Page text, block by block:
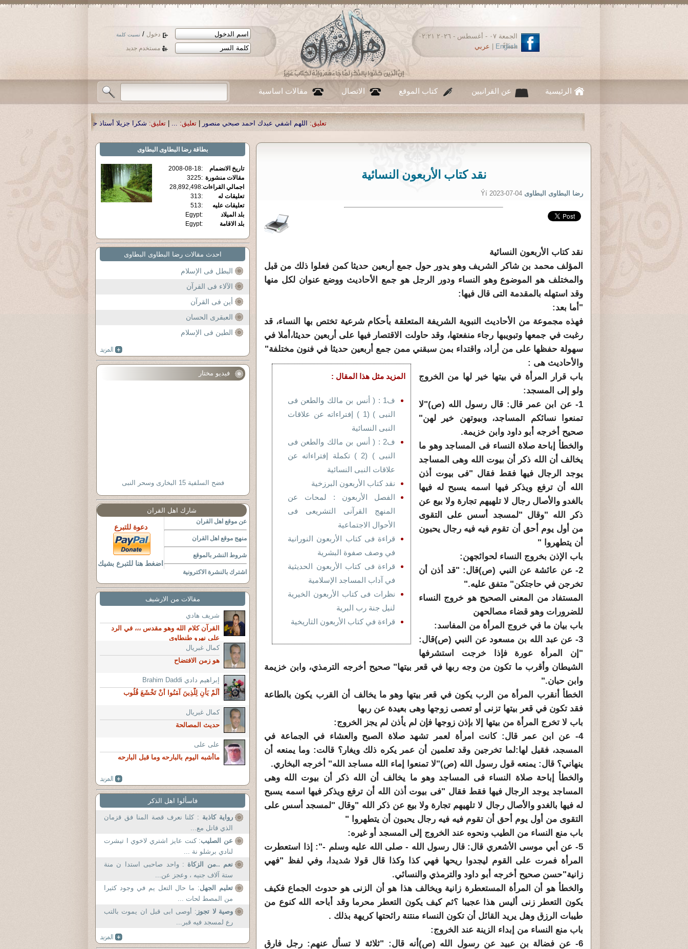
دخول / نسيت كلمة
مستخدم جديد
الجمعة ٠٧ - أغسطس - ٢٠٢٦ ٠٢:٢١
مساءً
English عربي
الرئيسية عن القرانيين كتاب الموقع الاتصال مقالات اساسية
اللهم اشفي عبدك احمد صبحي منصور|تعليق: ... تعليق: شكرا جزيلا أستاذ حمد الحمد .أكرمكم الله .|تعليق:
نقد كتاب الأربعون النسائية
رضا البطاوى البطاوى Ýí 2023-07-04
نقد كتاب الأربعون النسائية
المؤلف محمد بن شاكر الشريف وهو يدور حول جمع أربعين حديثا كمن فعلوا ذلك من قبل
والمختلف هو الموضوع وهو النساء ودور الرجل هو جمع الأحاديث ووضع عنوان لكل منها
وقد استهله بالمقدمة التى قال فيها:
"أما بعد:
فهذه مجموعة من الأحاديث النبوية الشريفة المتعلقة بأحكام شرعية تختص بها النساء، قد
رغبت في جمعها وتبويبها رجاء منفعتها، وقد حاولت الاقتصار فيها على أربعين حديثا،أملا في
سهولة حفظها على من أراد، واقتداء بمن سبقني ممن جمع أربعين حديثا في فنون مختلفة"
المزيد مثل هذا المقال :
ف1 : ( أنس بن مالك والطعن فى
النبى ) (1 ) إفتراءاته عن علاقات
النبى النسائية
ف2 : ( أنس بن مالك والطعن فى
النبى ) (2 ) تكملة إفتراءاته عن
علاقات النبى النسائية
نقد كتاب الأربعون البرزخية
الفصل الأربعون : لمحات عن
المنهج القرآنى التشريعى فى
الأحوال الاجتماعية
قراءة فى كتاب الأربعون النورانية
في وصف صفوة البشرية
قراءة فى كتاب الأربعون الحديثية
في آداب المساجد الإسلامية
نظرات فى كتاب الأربعون الخيرية
لنيل جنة رب البرية
قراءة في كتاب الأربعون التاريخية
والأحاديث هى :
باب قرار المرأة في بيتها خير لها من الخروج
ولو إلى المسجد:
1- عن ابن عمر قال: قال رسول الله (ص)"لا
تمنعوا نسائكم المساجد، وبيوتهن خير لهن"
صحيح أخرجه أبو داود وابن خزيمة.
والخطأ إباحة صلاة النساء فى المساجد وهو ما
يخالف أن الله ذكر أن بيوت الله وهى المساجد
يوجد الرجال فيها فقط فقال "فى بيوت أذن
الله أن ترفع ويذكر فيها اسمه يسبح له فيها
بالغدو والأصال رجال لا تلهيهم تجارة ولا بيع عن
ذكر الله "وقال "لمسجد أسس على التقوى
من أول يوم أحق أن تقوم فيه فيه رجال يحبون
أن يتطهروا "
باب الإذن بخروج النساء لحوائجهن:
2- عن عائشة عن النبي (ص)قال: "قد أذن أن
تخرجن في حاجتكن" متفق عليه."
المستفاد من المعنى الصحيح هو خروج النساء
للضرورات وهو قضاء مصالحهن
باب بيان ما في خروج المرأة من المفاسد:
3- عن عبد الله بن مسعود عن النبي (ص)قال:
"إن المرأة عورة فإذا خرجت استشرفها
الشيطان وأقرب ما تكون من وجه ربها في قعر بيتها" صحيح أخرجه الترمذي، وابن خزيمة
وابن حبان."
الخطأ أنقرب المرأة من الرب يكون في قعر بيتها وهو ما يخالف أن القرب يكون بالطاعة
فقد تكون في قعر بيتها تزنى أو تعصى زوجها وهى بعيدة عن ربها
باب لا تخرج المرأة من بيتها إلا بإذن زوجها فإن لم يأذن لم يجز الخروج:
4- عن ابن عمر قال: كانت امرأة لعمر تشهد صلاة الصبح والعشاء في الجماعة في
المسجد، فقيل لها:لما تخرجين وقد تعلمين أن عمر يكره ذلك ويغار؟ قالت: وما يمنعه أن
ينهاني؟ قال: يمنعه قول رسول الله (ص)"لا تمنعوا إماء الله مساجد الله" أخرجه البخاري.
والخطأ إباحة صلاة النساء فى المساجد وهو ما يخالف أن الله ذكر أن بيوت الله وهى
المساجد يوجد الرجال فيها فقط فقال "فى بيوت أذن الله أن ترفع ويذكر فيها اسمه يسبح
له فيها بالغدو والأصال رجال لا تلهيهم تجارة ولا بيع عن ذكر الله "وقال "لمسجد أسس على
التقوى من أول يوم أحق أن تقوم فيه فيه رجال يحبون أن يتطهروا "
باب منع النساء من الطيب ونحوه عند الخروج إلى المسجد أو غيره:
5- عن أبي موسى الأشعري قال: قال رسول الله - صلى الله عليه وسلم -": إذا استعطرت
المرأة فمرت على القوم ليجدوا ريحها فهي كذا وكذا قال قولا شديدا، وفي لفظ "فهي
زانية"حسن صحيح أخرجه أبو داود والترمذي والنسائي.
والخطأ هو أن المرأة المستعطرة زانية ويخالف هذا هو أن الزنى هو حدوث الجماع فكيف
يكون التعطر زنى أليس هذا عجيبا ؟ثم كيف يكون التعطر محرما وقد أباحه الله كنوع من
طيبات الرزق وهل يريد القائل أن تكون النساء منتنة رائحتها كريهة بذلك .
باب منع النساء من إبداء الزينة عند الخروج:
6- عن فضالة بن عبيد عن رسول الله (ص)أنه قال: "ثلاثة لا تسأل عنهم: رجل فارق
بطاقة رضا البطاوى البطاوى
تاريخ الانضمام :
2008-08-18
مقالات منشورة :
3225
اجمالي القراءات:
28,892,498
تعليقات له
:
313
تعليقات عليه
:
513
بلد الميلاد
:
Egypt
بلد الاقامة
:
Egypt
احدث مقالات رضا البطاوى البطاوى
البطل فى الإسلام
الآلاء فى القرآن
أين فى القرآن
العبقرى الحسان
الطين فى الإسلام
فيديو مختار
فضح السلفية 15 البخارى وسحر النبى
شارك اهل القران
عن موقع اهل القران
منهج موقع اهل القران
شروط النشر بالموقع
اشترك بالنشرة الاكترونية
دعوة للتبرع
اضغط هنا للتبرع بشيك
مقالات من الارشيف
شريف هادي
القرآن كلام الله وهو مقدس ،،، في الرد
على نهرو طنطاوي
كمال غبريال
هو زمن الافتضاح
إبراهيم دادي Brahim Daddi
أَلَمْ يَأْنِ لِلَّذِينَ آمَنُوا أَنْ تَخْشَعَ قُلُوب
كمال غبريال
حديث المصالحة
على على
ماأشبه اليوم بالبارحه وما قبل البارحه
فاسألوا اهل الذكر
رواية كاذبة : كلنا نعرف قصة المنا فق قزمان
الذي قاتل مع...
عن الصليب: كنت عايز اشتري لاخوي ا تيشرت
لنادي برشلو نة ...
نعم ..من الزكاة : واحد صاحبى استدا ن منة
ستة آلاف جنيه ، وعجز عن...
تعليم الجهل: ما حال التعل يم في وجود كثيرا
من المصط لحات ...
وصية لا تجوز : أوصى ابى قبل ان يموت بالتب
رع لمسجد فيه قبر...